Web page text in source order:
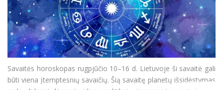
Savaitės horoskopas rugpjūčio 10–16 d. Lietuvoje ši savaitė gali
būti viena įtemptesnių savaičių. Šią savaitę planetų išsidėstymas